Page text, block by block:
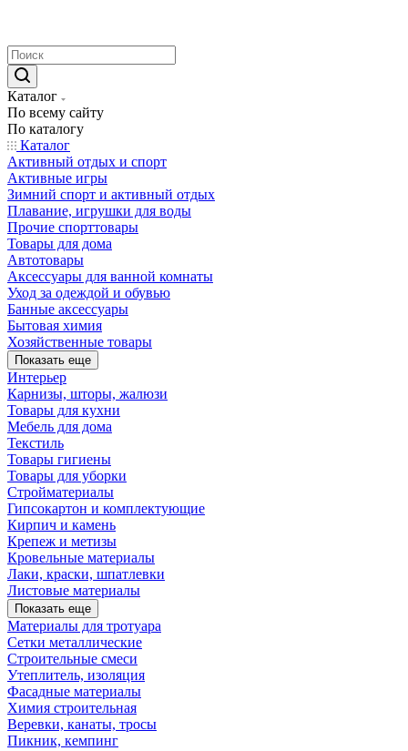
Каталог
По всему сайту
По каталогу
Каталог
Активный отдых и спорт
Активные игры
Зимний спорт и активный отдых
Плавание, игрушки для воды
Прочие спорттовары
Товары для дома
Автотовары
Аксессуары для ванной комнаты
Уход за одеждой и обувью
Банные аксессуары
Бытовая химия
Хозяйственные товары
Показать еще
Интерьер
Карнизы, шторы, жалюзи
Товары для кухни
Мебель для дома
Текстиль
Товары гигиены
Товары для уборки
Стройматериалы
Гипсокартон и комплектующие
Кирпич и камень
Крепеж и метизы
Кровельные материалы
Лаки, краски, шпатлевки
Листовые материалы
Показать еще
Материалы для тротуара
Сетки металлические
Строительные смеси
Утеплитель, изоляция
Фасадные материалы
Химия строительная
Веревки, канаты, тросы
Пикник, кемпинг